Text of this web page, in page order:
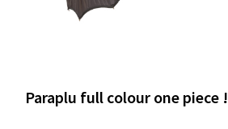
Paraplu full colour one piece !